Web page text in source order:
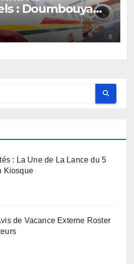
: Doumbouya
s’agite,
: La Une de La Lance du 5
Kiosque
de Vacance Externe Roster